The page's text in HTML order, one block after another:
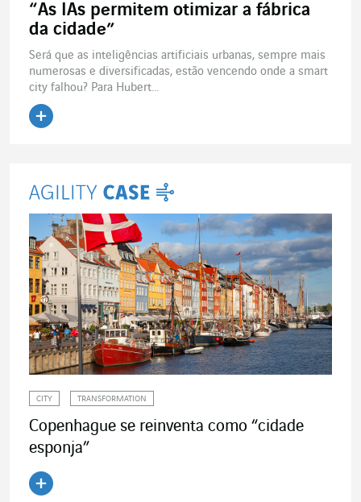
“As IAs permitem otimizar a fábrica
da cidade”
Será que as inteligências artificiais urbanas, sempre mais
numerosas e diversificadas, estão vencendo onde a smart
city falhou? Para Hubert...
CITY TRANSFORMATION
Copenhague se reinventa como “cidade
esponja”